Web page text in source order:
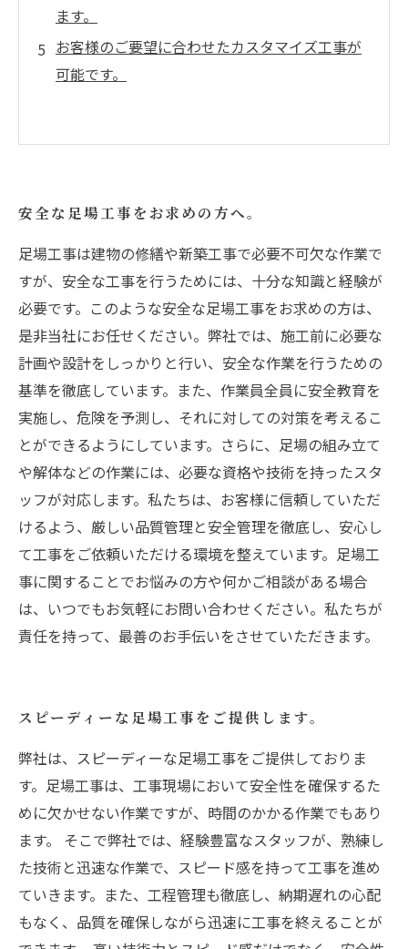
ます。
お客様のご要望に合わせたカスタマイズ工事が
可能です。
安全な足場工事をお求めの方へ。
足場工事は建物の修繕や新築工事で必要不可欠な作業で
すが、安全な工事を行うためには、十分な知識と経験が
必要です。このような安全な足場工事をお求めの方は、
是非当社にお任せください。弊社では、施工前に必要な
計画や設計をしっかりと行い、安全な作業を行うための
基準を徹底しています。また、作業員全員に安全教育を
実施し、危険を予測し、それに対しての対策を考えるこ
とができるようにしています。さらに、足場の組み立て
や解体などの作業には、必要な資格や技術を持ったスタ
ッフが対応します。私たちは、お客様に信頼していただ
けるよう、厳しい品質管理と安全管理を徹底し、安心し
て工事をご依頼いただける環境を整えています。足場工
事に関することでお悩みの方や何かご相談がある場合
は、いつでもお気軽にお問い合わせください。私たちが
責任を持って、最善のお手伝いをさせていただきます。
スピーディーな足場工事をご提供します。
弊社は、スピーディーな足場工事をご提供しておりま
す。足場工事は、工事現場において安全性を確保するた
めに欠かせない作業ですが、時間のかかる作業でもあり
ます。 そこで弊社では、経験豊富なスタッフが、熟練し
た技術と迅速な作業で、スピード感を持って工事を進め
ていきます。また、工程管理も徹底し、納期遅れの心配
もなく、品質を確保しながら迅速に工事を終えることが